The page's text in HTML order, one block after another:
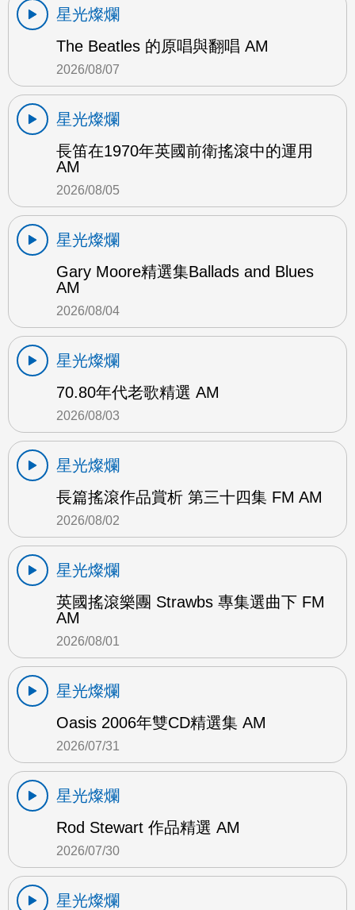
星光燦爛
The Beatles 的原唱與翻唱 AM
2026/08/07
星光燦爛
長笛在1970年英國前衛搖滾中的運用
AM
2026/08/05
星光燦爛
Gary Moore精選集Ballads and Blues
AM
2026/08/04
星光燦爛
70.80年代老歌精選 AM
2026/08/03
星光燦爛
長篇搖滾作品賞析 第三十四集 FM AM
2026/08/02
星光燦爛
英國搖滾樂團 Strawbs 專集選曲下 FM
AM
2026/08/01
星光燦爛
Oasis 2006年雙CD精選集 AM
2026/07/31
星光燦爛
Rod Stewart 作品精選 AM
2026/07/30
星光燦爛